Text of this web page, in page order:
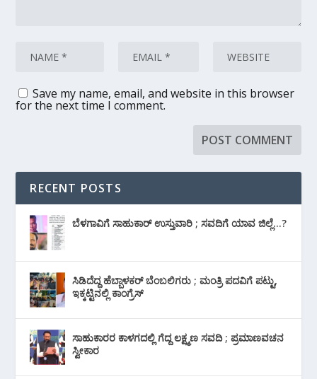
Save my name, email, and website in this browser
for the next time I comment.
RECENT POSTS
ಬೆಳಗಾವಿಗೆ ಸಾಹುಕಾರ್ ಉಸ್ತುವಾರಿ ; ಸವದಿಗೆ ಯಾವ ಜಿಲ್ಲೆ…?
ಸಿಡಿದೆದ್ದ ಹೆಬ್ಬಾಳಕರ್ ಬೆಂಬಲಿಗರು ; ಮಂತ್ರಿ ಪದವಿಗೆ ‌ಪಟ್ಟು,
ಇಕ್ಕಟ್ಟಿನಲ್ಲಿ ಕಾಂಗ್ರೆಸ್
ಸಾಹುಕಾರರ ಕಾಳಗದಲ್ಲಿ ಗೆದ್ದ ಲಕ್ಷ್ಮಣ ಸವದಿ ; ಪ್ರಮಾಣವಚನ
ಸ್ವೀಕಾರ